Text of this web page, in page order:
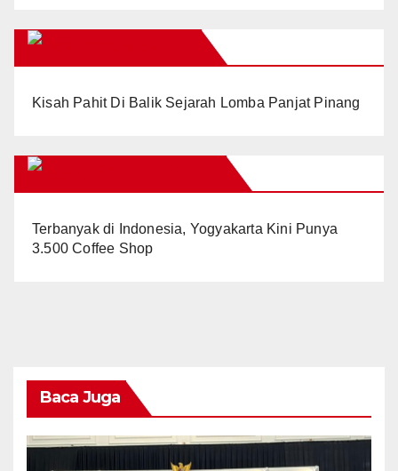
Kisah Pahit Di Balik Sejarah Lomba Panjat Pinang
Terbanyak di Indonesia, Yogyakarta Kini Punya
3.500 Coffee Shop
Baca Juga